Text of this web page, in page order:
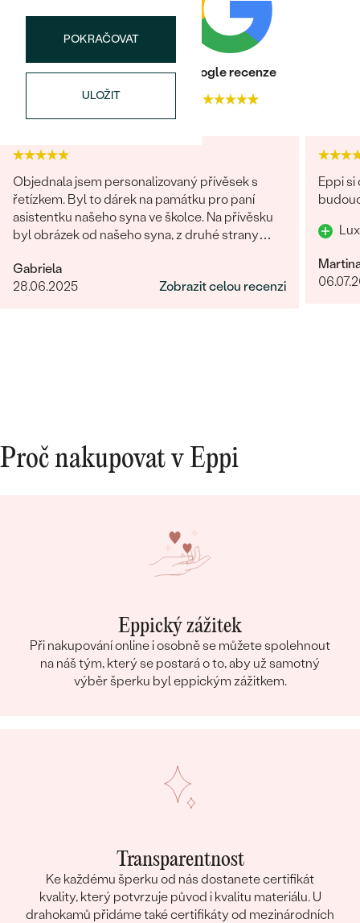
POKRAČOVAT
ULOŽIT
Heureka recenze
4.9
Google recenze
4.7
Objednala jsem personalizovaný přívěsek s
řetízkem. Byl to dárek na památku pro paní
asistentku našeho syna ve školce. Na přívěsku
byl obrázek od našeho syna, z druhé strany
dořešili jsme všechny detaily objednávky. Šperk
je nádherný, udělal velikou radost, je originální a
Gabriela
28.06.2025
Zobrazit celou recenzi
Eppi si
Proč nakupovat v Eppi
Eppický zážitek
Při nakupování online i osobně se můžete spolehnout
na náš tým, který se postará o to, aby už samotný
výběr šperku byl eppickým zážitkem.
Transparentnost
Ke každému šperku od nás dostanete certifikát
kvality, který potvrzuje původ i kvalitu materiálu. U
drahokamů přidáme také certifikáty od mezinárodních